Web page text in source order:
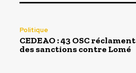
Politique
CEDEAO : 43 OSC réclament
des sanctions contre Lomé